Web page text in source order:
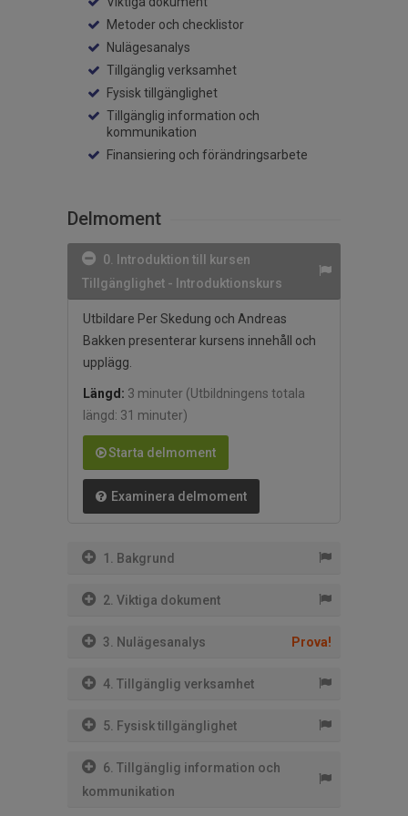
Metoder och checklistor
Nulägesanalys
Tillgänglig verksamhet
Fysisk tillgänglighet
Tillgänglig information och
kommunikation
Finansiering och förändringsarbete
Delmoment
0. Introduktion till kursen
Tillgänglighet - Introduktionskurs
Utbildare Per Skedung och Andreas
Bakken presenterar kursens innehåll och
upplägg.
Längd: 3 minuter (Utbildningens totala
längd: 31 minuter)
Starta delmoment
Examinera delmoment
1. Bakgrund
2. Viktiga dokument
3. Nulägesanalys Prova!
4. Tillgänglig verksamhet
5. Fysisk tillgänglighet
6. Tillgänglig information och
kommunikation